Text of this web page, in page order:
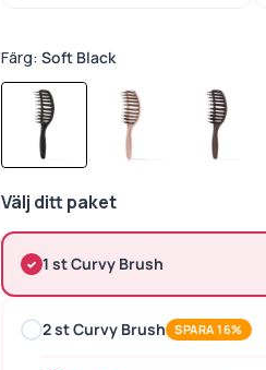
Färg: Soft Black
Välj ditt paket
1 st Curvy Brush
2 st Curvy Brush SPARA 16%